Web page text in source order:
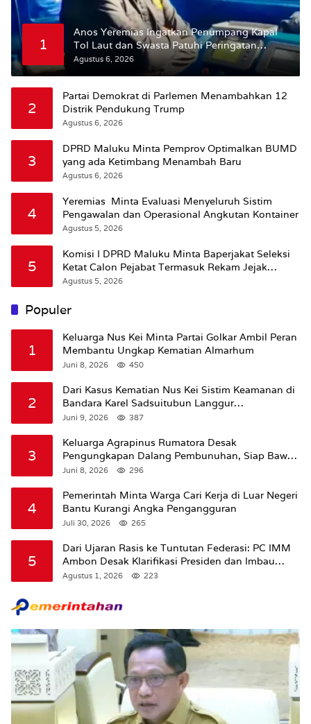
1
Anos Yeremias Ingatkan Penumpang Kapal
Tol Laut dan Swasta Patuhi Peringatan
BMKG
Agustus 6, 2026
2
Partai Demokrat di Parlemen Menambahkan 12
Distrik Pendukung Trump
Agustus 6, 2026
3
DPRD Maluku Minta Pemprov Optimalkan BUMD
yang ada Ketimbang Menambah Baru
Agustus 6, 2026
4
Yeremias Minta Evaluasi Menyeluruh Sistim
Pengawalan dan Operasional Angkutan Kontainer
Agustus 5, 2026
5
Komisi I DPRD Maluku Minta Baperjakat Seleksi
Ketat Calon Pejabat Termasuk Rekam Jejak
Hukum
Agustus 5, 2026
Populer
1
Keluarga Nus Kei Minta Partai Golkar Ambil Peran
Membantu Ungkap Kematian Almarhum
Juni 8, 2026 450
2
Dari Kasus Kematian Nus Kei Sistim Keamanan di
Bandara Karel Sadsuitubun Langgur
Dipertanyakan
Juni 9, 2026 387
3
Keluarga Agrapinus Rumatora Desak
Pengungkapan Dalang Pembunuhan, Siap Bawa
Kasus ke Komisi III DPR RI
Juni 8, 2026 296
4
Pemerintah Minta Warga Cari Kerja di Luar Negeri
Bantu Kurangi Angka Pengangguran
Juli 30, 2026 265
5
Dari Ujaran Rasis ke Tuntutan Federasi: PC IMM
Ambon Desak Klarifikasi Presiden dan Imbau
Tunda Pengibaran Bendera Merah Putih Di
Agustus 1, 2026 223